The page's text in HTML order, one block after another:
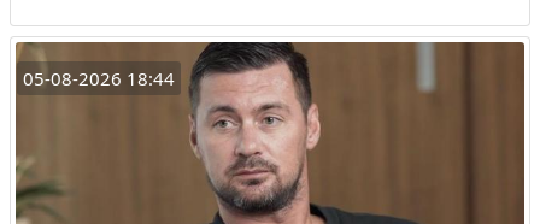
05-08-2026 18:44